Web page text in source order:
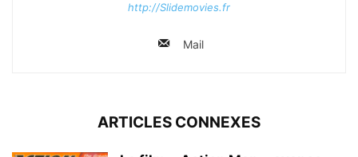
http://Slidemovies.fr
Mail
ARTICLES CONNEXES